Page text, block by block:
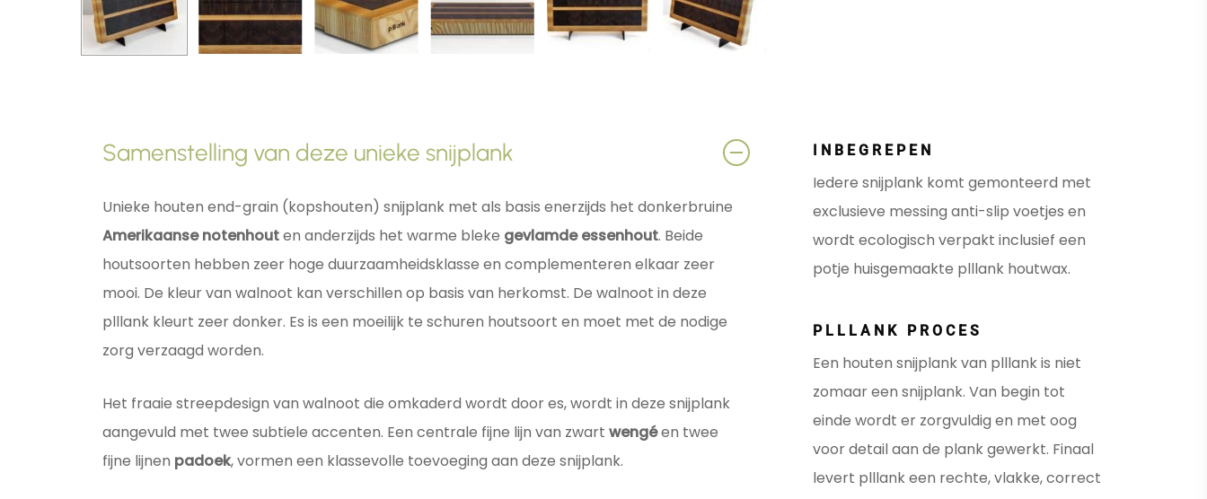
Samenstelling van deze unieke snijplank
Unieke houten end-grain (kopshouten) snijplank met als basis enerzijds het donkerbruine
Amerikaanse notenhouten anderzijds het warme bleke gevlamde essenhout. Beide
houtsoorten hebben zeer hoge duurzaamheidsklasse en complementeren elkaar zeer
mooi. De kleur van walnoot kan verschillen op basis van herkomst. De walnoot in deze
plllank kleurt zeer donker. Es is een moeilijk te schuren houtsoort en moet met de nodige
zorg verzaagd worden.
Het fraaie streepdesign van walnoot die omkaderd wordt door es, wordt in deze snijplank
aangevuld met twee subtiele accenten. Een centrale fijne lijn van zwart wengéen twee
fijne lijnen padoek, vormen een klassevolle toevoeging aan deze snijplank.
INBEGREPEN
Iedere snijplank komt gemonteerd met
exclusieve messing anti-slip voetjes en
wordt ecologisch verpakt inclusief een
potje huisgemaakte plllank houtwax.
PLLLANK PROCES
Een houten snijplank van plllank is niet
zomaar een snijplank. Van begin tot
einde wordt er zorgvuldig en met oog
voor detail aan de plank gewerkt. Finaal
levert plllank een rechte, vlakke, correct